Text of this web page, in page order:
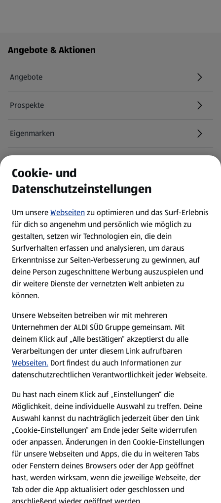
Fußzeilenmenü - weitere Links
Angebote & Aktionen
Angebote
Prospekte
Eigenmarken
Newsletter
WhatsApp
Über ALDI SÜD
Filialen
Nachhaltigkeit
Karriere
Presse
Hilfe & Kontakt
(öffnet in einem neuen Tab)
Unternehmen
Folge uns hier:
Cookie- und
Datenschutzeinstellungen
Um unsereWebseitenzu optimieren und das Surf-Erlebnis
für dich so angenehm und persönlich wie möglich zu
gestalten, setzen wir Technologien ein, die dein
Surfverhalten erfassen und analysieren, um daraus
Erkenntnisse zur Seiten-Verbesserung zu gewinnen, auf
deine Person zugeschnittene Werbung auszuspielen und
dir weitere Dienste der vernetzten Welt anbieten zu
können.
Unsere Webseiten betreiben wir mit mehreren
Unternehmen der ALDI SÜD Gruppe gemeinsam. Mit
deinem Klick auf „Alle bestätigen“ akzeptierst du alle
Verarbeitungen der unter diesem Link aufrufbaren
Webseiten. Dort findest du auch Informationen zur
datenschutzrechtlichen Verantwortlichkeit jeder Webseite.
Du hast nach einem Klick auf „Einstellungen“ die
Möglichkeit, deine individuelle Auswahl zu treffen. Deine
Auswahl kannst du nachträglich jederzeit über den Link
„Cookie-Einstellungen“ am Ende jeder Seite widerrufen
oder anpassen. Änderungen in den Cookie-Einstellungen
für unsere Webseiten und Apps, die du in weiteren Tabs
oder Fenstern deines Browsers oder der App geöffnet
hast, werden wirksam, wenn die jeweilige Webseite, der
Tab oder die App aktualisiert oder geschlossen und